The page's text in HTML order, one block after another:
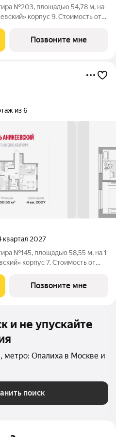
№203, площадью 54,78 м, на
корпус 9. Стоимость от
в экологически чистом
Позвоните мне
из 6
квартал 2027
№145, площадью 58,55 м, на 1
корпус 7. Стоимость от
в экологически чистом
Позвоните мне
и не упускайте
метро: Опалиха в Москве и
поиск